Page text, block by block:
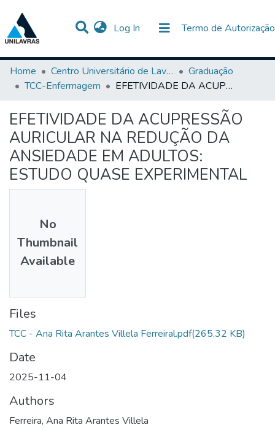
Log In (current) Termo de Autorização
Communities & Collections
Statistics
All of DSpace
Home
Centro Universitário de Lavras-UNILAVRAS
Graduação
TCC-Enfermagem
EFETIVIDADE DA ACUPRESSÃO AURICULAR NA REDUÇÃO DA ANSIEDADE EM ADULTOS: ESTUDO QUASE EXPERIMENTAL
EFETIVIDADE DA ACUPRESSÃO
AURICULAR NA REDUÇÃO DA
ANSIEDADE EM ADULTOS:
ESTUDO QUASE EXPERIMENTAL
No
Thumbnail
Available
Files
TCC - Ana Rita Arantes Villela Ferreiral.pdf(265.32 KB)
Date
2025-11-04
Authors
Ferreira, Ana Rita Arantes Villela